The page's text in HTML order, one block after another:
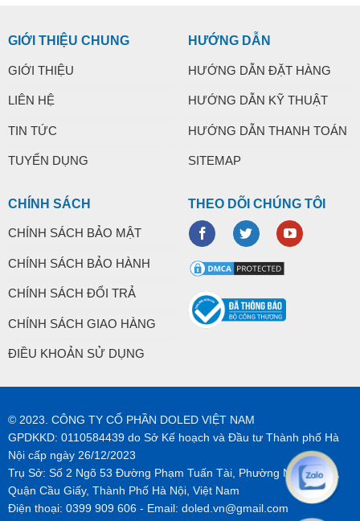
GIỚI THIỆU CHUNG
GIỚI THIỆU
LIÊN HỆ
TIN TỨC
TUYỂN DỤNG
HƯỚNG DẪN
HƯỚNG DẪN ĐẶT HÀNG
HƯỚNG DẪN KỸ THUẬT
HƯỚNG DẪN THANH TOÁN
SITEMAP
CHÍNH SÁCH
CHÍNH SÁCH BẢO MẬT
CHÍNH SÁCH BẢO HÀNH
CHÍNH SÁCH ĐỔI TRẢ
CHÍNH SÁCH GIAO HÀNG
ĐIỀU KHOẢN SỬ DỤNG
THEO DÕI CHÚNG TÔI
© 2023. CÔNG TY CỔ PHẦN DOLED VIỆT NAM
GPDKKD: 0110584439 do Sở Kế hoạch và Đầu tư Thành phố Hà
Nội cấp ngày 26/12/2023
Trụ Sở: Số 2 Ngõ 53 Đường Phạm Tuấn Tài, Phường Nghĩa Tân,
Quận Cầu Giấy, Thành Phố Hà Nội, Việt Nam
Điện thoại: 0399 909 606- Email: doled.vn@gmail.com